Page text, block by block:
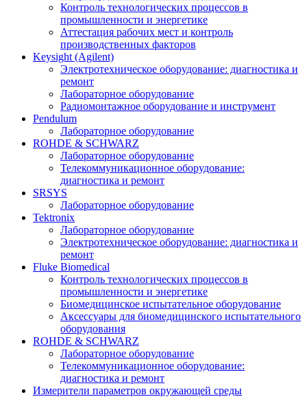
Контроль технологических процессов в
промышленности и энергетике
Аттестация рабочих мест и контроль
производственных факторов
Keysight (Agilent)
Электротехническое оборудование: диагностика и
ремонт
Лабораторное оборудование
Радиомонтажное оборудование и инструмент
Pendulum
Лабораторное оборудование
ROHDE & SCHWARZ
Лабораторное оборудование
Телекоммуникационное оборудование:
диагностика и ремонт
SRSYS
Лабораторное оборудование
Tektronix
Лабораторное оборудование
Электротехническое оборудование: диагностика и
ремонт
Fluke Biomedical
Контроль технологических процессов в
промышленности и энергетике
Биомедицинское испытательное оборудование
Аксессуары для биомедицинского испытательного
оборудования
ROHDE & SCHWARZ
Лабораторное оборудование
Телекоммуникационное оборудование:
диагностика и ремонт
Измерители параметров окружающей среды